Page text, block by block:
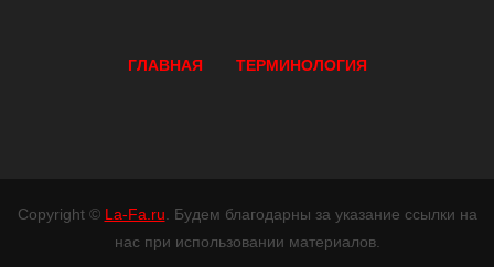
ГЛАВНАЯ ТЕРМИНОЛОГИЯ
Copyright © La-Fa.ru . Будем благодарны за указание ссылки на
нас при использовании материалов.